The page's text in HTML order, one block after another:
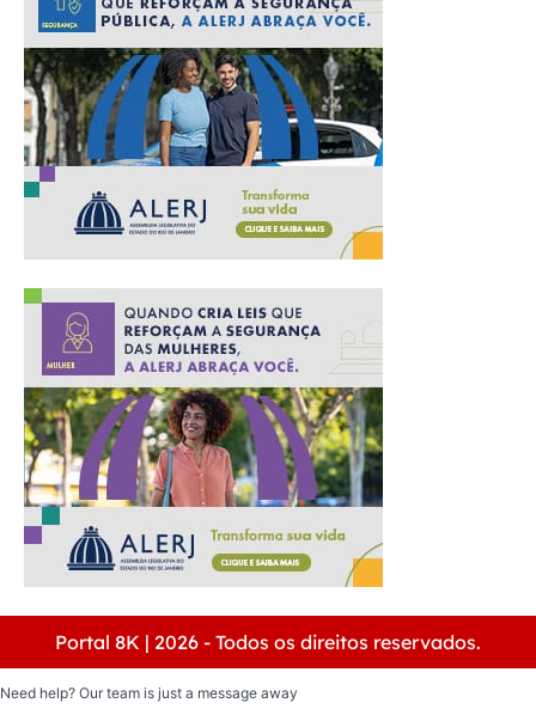
Portal 8K | 2026 - Todos os direitos reservados.
Need help? Our team is just a message away